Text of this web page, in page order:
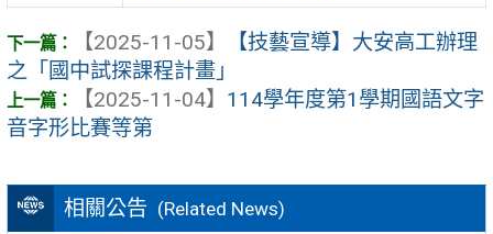
相關公告 (Related News)
【2025-11-05】
【技藝宣導】大安高工辦理
之「國中試探課程計畫」
【2025-11-04】 114學年度第1學期國語文字
音字形比賽等第